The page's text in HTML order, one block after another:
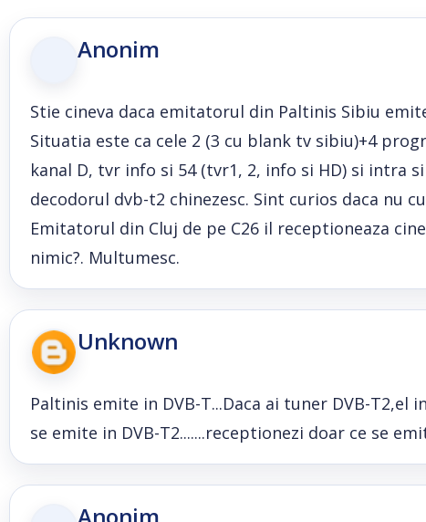
Anonim
Stie cineva daca emitatorul din Paltinis Sibiu
Situatia este ca cele 2 (3 cu blank tv sibiu)+4
kanal D, tvr info si 54 (tvr1, 2, info si HD) si intra
decodorul dvb-t2 chinezesc. Sint curios daca nu
Emitatorul din Cluj de pe C26 il receptioneaza
nimic?. Multumesc.
Unknown
Paltinis emite in DVB-T...Daca ai tuner DVB-
se emite in DVB-T2.......receptionezi doar ce se